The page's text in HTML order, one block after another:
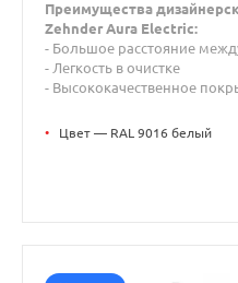
Преимущества
Zehnder Aura Electric:
- Большое расстояние
- Легкость в очистке
- Высококачественное
• Цвет — RAL 9016 белый